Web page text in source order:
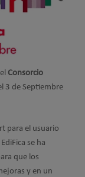
Consorcio
3 de Septiembre
para el usuario
se ha
que los
y en un